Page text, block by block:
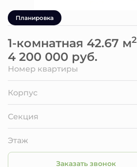
Планировка
1-комнатная 42.67 м2
4 200 000 руб.
Номер квартиры
Корпус
Секция
Этаж
Заказать звонок